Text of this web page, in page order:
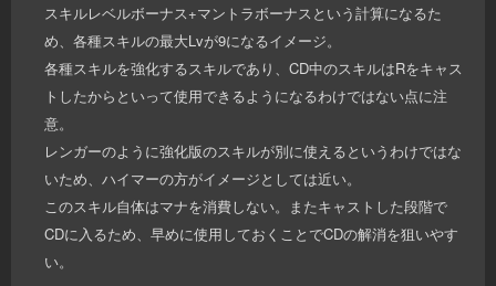
スキルレベルボーナス+マントラボーナスという計算になるた
め、各種スキルの最大Lvが9になるイメージ。
各種スキルを強化するスキルであり、CD中のスキルはRをキャス
トしたからといって使用できるようになるわけではない点に注
意。
レンガーのように強化版のスキルが別に使えるというわけではな
いため、ハイマーの方がイメージとしては近い。
このスキル自体はマナを消費しない。またキャストした段階で
CDに入るため、早めに使用しておくことでCDの解消を狙いやす
い。